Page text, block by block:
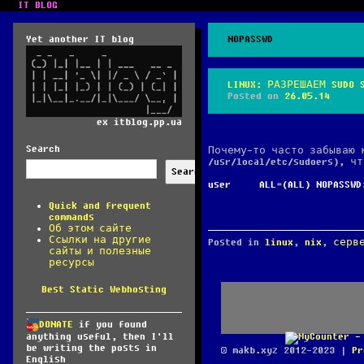
IT BLOG
Yet another IT blog
ex itblog.pp.ua
Search
Search
Quick and frequent
commands
Об этом сайте
Ссылки на другие
сайты и полезные
ресурсы
Best Static Webhosting
DONATE if you found
anything useful, then I'll
be writing the posts in
English
NOPASSWD
LINUX: РАЗРЕШАЕМ
Posted on 26.05.14
Почему-то часто забываю
/usr/local/etc/sudoers),
user ALL=(ALL)
Posted in linux , nix ,
© makb.xyz 2012-2023 |